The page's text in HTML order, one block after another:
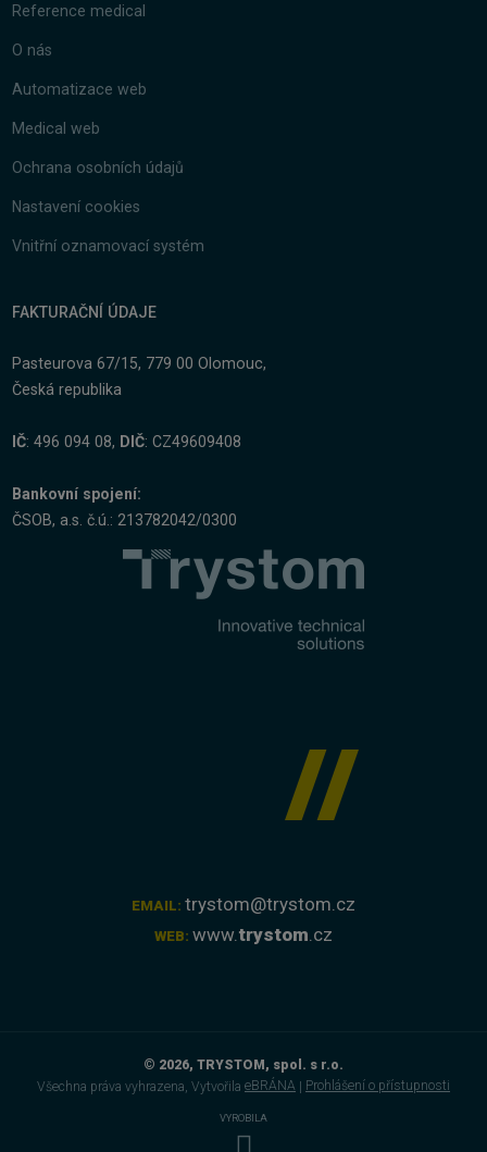
Reference medical
O nás
Automatizace web
Medical web
Ochrana osobních údajů
Nastavení cookies
Vnitřní oznamovací systém
FAKTURAČNÍ ÚDAJE
Pasteurova 67/15, 779 00 Olomouc,
Česká republika
IČ: 496 094 08, DIČ: CZ49609408
Bankovní spojení:
ČSOB, a.s. č.ú.: 213782042/0300
EMAIL: trystom@trystom.cz
WEB: www. trystom .cz
© 2026, TRYSTOM, spol. s r.o.
Všechna práva vyhrazena, Vytvořila eBRÁNA | Prohlášení o přístupnosti
VYROBILA